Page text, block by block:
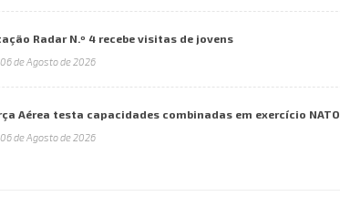
Radar N.º 4 recebe visitas de jovens
06 de Agosto de 2026
Aérea testa capacidades combinadas em exercício NATO
06 de Agosto de 2026